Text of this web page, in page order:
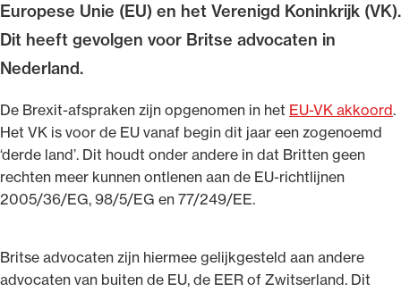
Europese Unie (EU) en het Verenigd Koninkrijk (VK).
Dit heeft gevolgen voor Britse advocaten in
Nederland.
De Brexit-afspraken zijn opgenomen in het EU-VK akkoord.
Het VK is voor de EU vanaf begin dit jaar een zogenoemd
‘derde land’. Dit houdt onder andere in dat Britten geen
rechten meer kunnen ontlenen aan de EU-richtlijnen
2005/36/EG, 98/5/EG en 77/249/EE.
Britse advocaten zijn hiermee gelijkgesteld aan andere
advocaten van buiten de EU, de EER of Zwitserland. Dit
Ondersteuning voor advocaten bij hun
beroepsuitoefening: van de advocatenpas tot
geheimhoudernummers.